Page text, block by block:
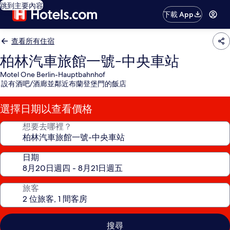
跳到主要內容
下載 App
查看所有住宿
柏林汽車旅館一號-中央車站
Motel One Berlin-Hauptbahnhof
設有酒吧/酒廊並鄰近布蘭登堡門的飯店
選擇日期以查看價格
想要去哪裡？
日期
旅客
搜尋